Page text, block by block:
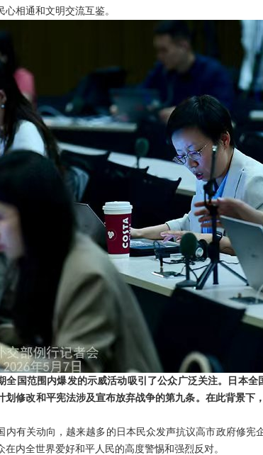
相通和文明交流互鉴。
全国范围内爆发的示威活动吸引了公众广泛关注。日本
划修改和平宪法涉及宣布放弃战争的第九条。在此背景下
内有关动向，越来越多的日本民众发声抗议高市政府修宪
内全世界爱好和平人民的高度警惕和强烈反对。